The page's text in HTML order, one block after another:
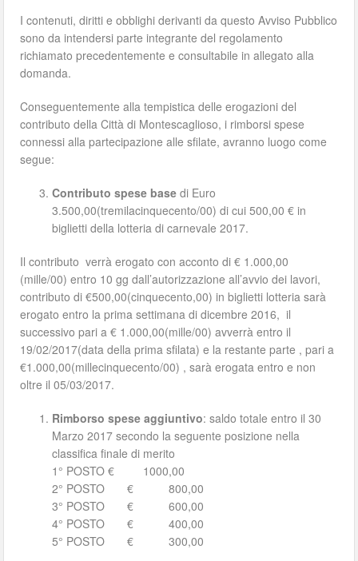
I contenuti, diritti e obblighi derivanti da questo Avviso Pubblico
sono da intendersi parte integrante del regolamento
richiamato precedentemente e consultabile in allegato alla
domanda.
Conseguentemente alla tempistica delle erogazioni del
contributo della Città di Montescaglioso, i rimborsi spese
connessi alla partecipazione alle sfilate, avranno luogo come
segue:
Contributo spese basedi Euro
3.500,00(tremilacinquecento/00) di cui 500,00 € in
biglietti della lotteria di carnevale 2017.
Il contributo verrà erogato con acconto di € 1.000,00
(mille/00) entro 10 gg dall’autorizzazione all’avvio dei lavori,
contributo di €500,00(cinquecento,00) in biglietti lotteria sarà
erogato entro la prima settimana di dicembre 2016, il
successivo pari a € 1.000,00(mille/00) avverrà entro il
19/02/2017(data della prima sfilata) e la restante parte , pari a
€1.000,00(millecinquecento/00) , sarà erogata entro e non
oltre il 05/03/2017.
Rimborso spese aggiuntivo: saldo totale entro il 30
Marzo 2017 secondo la seguente posizione nella
classifica finale di merito
1° POSTO € 1000,00
2° POSTO € 800,00
3° POSTO € 600,00
4° POSTO € 400,00
5° POSTO € 300,00